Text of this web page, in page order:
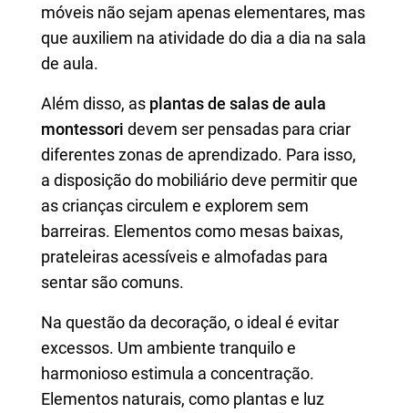
móveis não sejam apenas elementares, mas
que auxiliem na atividade do dia a dia na sala
de aula.
Além disso, as plantas de salas de aula
montessori devem ser pensadas para criar
diferentes zonas de aprendizado. Para isso,
a disposição do mobiliário deve permitir que
as crianças circulem e explorem sem
barreiras. Elementos como mesas baixas,
prateleiras acessíveis e almofadas para
sentar são comuns.
Na questão da decoração, o ideal é evitar
excessos. Um ambiente tranquilo e
harmonioso estimula a concentração.
Elementos naturais, como plantas e luz